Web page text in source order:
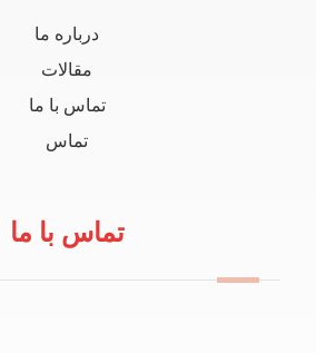
درباره ما
مقالات
تماس با ما
تماس
تماس با ما